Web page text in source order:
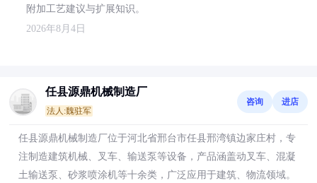
附加工艺建议与扩展知识。
2026年8月4日
任县源鼎机械制造厂
法人:魏驻军
咨询 进店
任县源鼎机械制造厂位于河北省邢台市任县邢湾镇边家庄村，专
注制造建筑机械、叉车、输送泵等设备，产品涵盖动叉车、混凝
土输送泵、砂浆喷涂机等十余类，广泛应用于建筑、物流领域。